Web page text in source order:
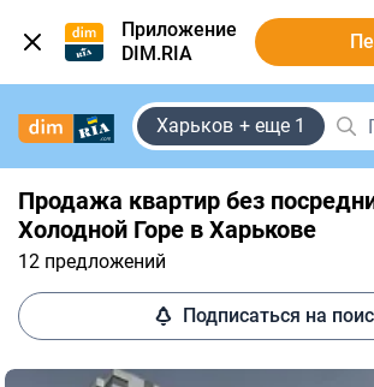
Приложение
DIM.RIA
Харьков + еще 1
Продажа квартир без
Холодной Горе в Харькове
12 предложений
Подписаться на